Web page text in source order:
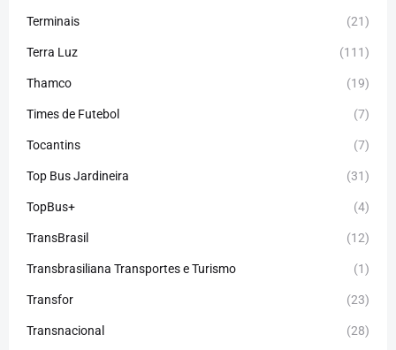
Terminais (21)
Terra Luz (111)
Thamco (19)
Times de Futebol (7)
Tocantins (7)
Top Bus Jardineira (31)
TopBus+ (4)
TransBrasil (12)
Transbrasiliana Transportes e Turismo (1)
Transfor (23)
Transnacional (28)